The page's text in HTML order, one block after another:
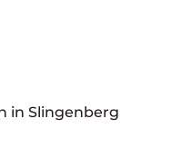
in Slingenberg